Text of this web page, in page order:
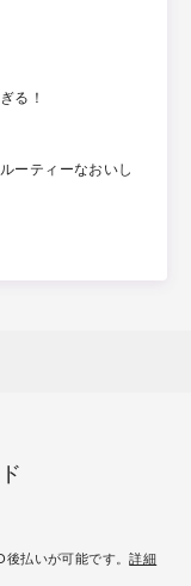
る！
ーティーなおいし
後払いが可能です。詳細